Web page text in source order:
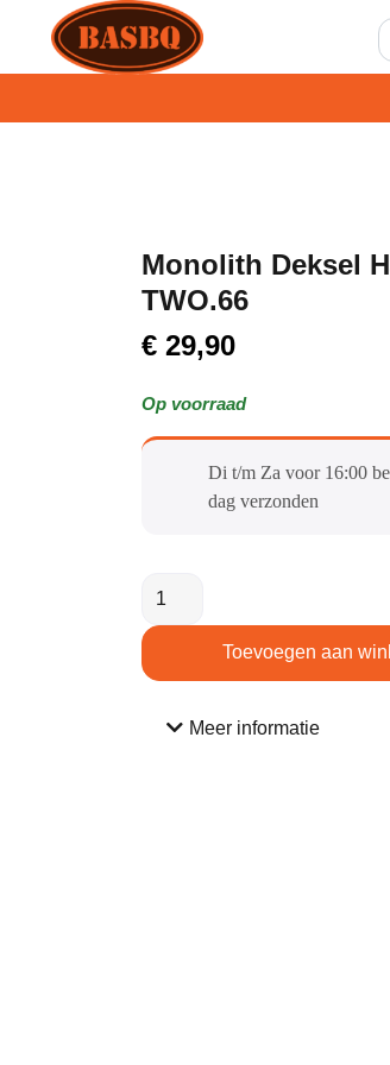
Monolith Deksel
TWO.66
€ 29,90
Op voorraad
Di t/m Za voor 16:00
dag verzonden​
Toevoegen aan
Meer informatie